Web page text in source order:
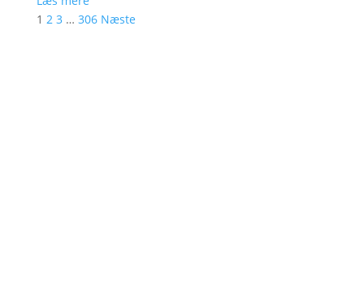
1 2 3 … 306 Næste